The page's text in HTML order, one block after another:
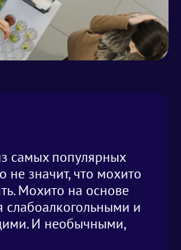
самых популярных
не значит, что мохито
Мохито на основе
слабоалкогольными и
И необычными,